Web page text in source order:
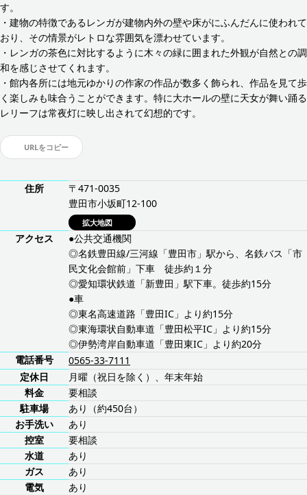
す。
・建物の特徴であるレンガが建物内外の壁や床がにふんだんに使われて
おり、その情景がレトロな雰囲気を漂わせています。
・レンガの茶色に対比するように木々の緑に囲まれた外観が自然との調
和を感じさせてくれます。
・館内各所には地元ゆかりの作家の作品が数多く飾られ、作品を見て歩
く楽しみも味合うことができます。特に大ホールの壁に天女が舞い踊る
レリーフは常夜灯に映し出されて幻想的です。
URLをコピー
住所
〒471-0035
豊田市小坂町12-100
拡大地図
アクセス
●公共交通機関
◎名鉄豊田線/三河線「豊田市」駅から、名鉄バス「市
民文化会館前」下車 徒歩約１分
◎愛知環状鉄道「新豊田」駅下車。徒歩約15分
●車
◎東名高速道路「豊田IC」より約15分
◎東海環状自動車道「豊田松平IC」より約15分
◎伊勢湾岸自動車道「豊田東IC」より約20分
電話番号
0565-33-7111
定休日
月曜（祝日を除く）、年末年始
料金
要相談
駐車場
あり（約450台）
お手洗い
あり
控室
要相談
水道
あり
ガス
あり
電気
あり